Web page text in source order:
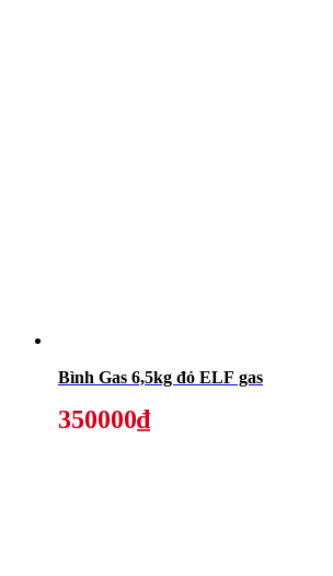
Bình Gas 6,5kg đỏ ELF gas
350000₫